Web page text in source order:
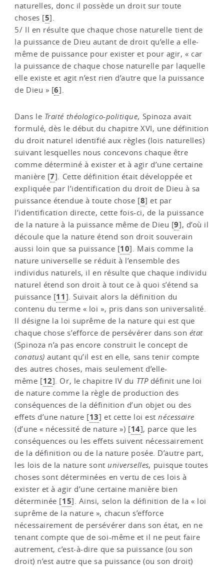
naturelles, donc il possède un droit sur toute
choses [5].
5/ Il en résulte que chaque chose naturelle tient de
la puissance de Dieu autant de droit qu’elle a elle-
même de puissance pour exister et pour agir, « car
la puissance de chaque chose naturelle par laquelle
elle existe et agit n’est rien d’autre que la puissance
de Dieu » [6].
Dans le Traité théologico-politique, Spinoza avait
formulé, dès le début du chapitre XVI, une définition
du droit naturel identifié aux règles (lois naturelles)
suivant lesquelles nous concevons chaque être
comme déterminé à exister et à agir d’une certaine
manière [7]. Cette définition était développée et
expliquée par l’identification du droit de Dieu à sa
puissance étendue à toute chose [8] et par
l’identification directe, cette fois-ci, de la puissance
de la nature à la puissance même de Dieu [9], d’où il
découle que la nature étend son droit souverain
aussi loin que sa puissance [10]. Mais comme la
nature universelle se réduit à l’ensemble des
individus naturels, il en résulte que chaque individu
naturel étend son droit à tout ce à quoi s’étend sa
puissance [11]. Suivait alors la définition du
contenu du terme « loi », pris dans son universalité.
Il désigne la loi suprême de la nature qui est que
chaque chose s’efforce de persévérer dans son état
(Spinoza n’a pas encore construit le concept de
conatus)autant qu’il est en elle, sans tenir compte
des autres choses, mais seulement d’elle-
même [12]. Or, le chapitre IV du TTPdéfinit une loi
de nature comme la règle de production des
conséquences de la définition d’un objet ou des
effets d’une nature [13] et cette loi estnécessaire
(d’une « nécessité de nature ») [14], parce que les
conséquences ou les effets suivent nécessairement
de la définition ou de la nature posée. D’autre part,
les lois de la nature sont universelles, puisque toutes
choses sont déterminées en vertu de ces lois à
exister et à agir d’une certaine manière bien
déterminée [15]. Ainsi, selon la définition de la « loi
suprême de la nature », chacun s’efforce
nécessairement de persévérer dans son état, en ne
tenant compte que de soi-même et il ne peut faire
autrement, c’est-à-dire que sa puissance (ou son
droit) n’est autre que sa puissance (ou son droit)